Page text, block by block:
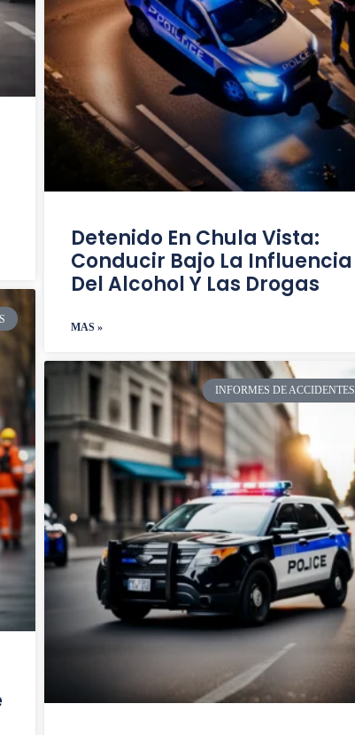
Detenido En Chula Vista:
Conducir Bajo La Influencia
Del Alcohol Y Las Drogas
MAS »
INFORMES DE ACCIDENTES